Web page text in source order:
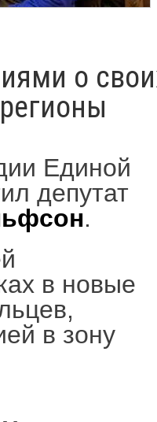
о
Единой
депутат
.
в новые
в зону